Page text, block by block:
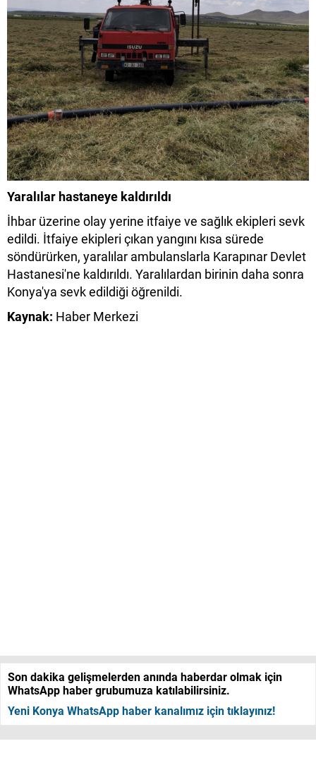
Yaralılar hastaneye kaldırıldı
İhbar üzerine olay yerine itfaiye ve sağlık ekipleri sevk
edildi. İtfaiye ekipleri çıkan yangını kısa sürede
söndürürken, yaralılar ambulanslarla Karapınar Devlet
Hastanesi'ne kaldırıldı. Yaralılardan birinin daha sonra
Konya'ya sevk edildiği öğrenildi.
Kaynak: Haber Merkezi
Son dakika gelişmelerden anında haberdar olmak için
WhatsApp haber grubumuza katılabilirsiniz.
Yeni Konya WhatsApp haber kanalımız için tıklayınız!